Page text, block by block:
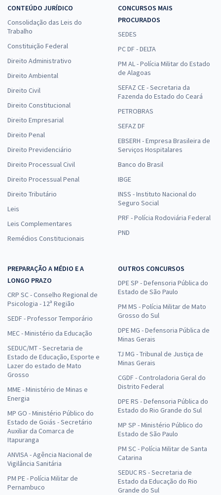
CONTEÚDO JURÍDICO
Consolidação das Leis do
Trabalho
Constituição Federal
Direito Administrativo
Direito Ambiental
Direito Civil
Direito Constitucional
Direito Empresarial
Direito Penal
Direito Previdenciário
Direito Processual Civil
Direito Processual Penal
Direito Tributário
Leis
Leis Complementares
Remédios Constitucionais
CONCURSOS MAIS
PROCURADOS
SEDES
PC DF - DELTA
PM AL - Polícia Militar do Estado
de Alagoas
SEFAZ CE - Secretaria da
Fazenda do Estado do Ceará
PETROBRAS
SEFAZ DF
EBSERH - Empresa Brasileira de
Serviços Hospitalares
Banco do Brasil
IBGE
INSS - Instituto Nacional do
Seguro Social
PRF - Polícia Rodoviária Federal
PND
PREPARAÇÃO A MÉDIO E A
LONGO PRAZO
CRP SC - Conselho Regional de
Psicologia - 12ª Região
SEDF - Professor Temporário
MEC - Ministério da Educação
SEDUC/MT - Secretaria de
Estado de Educação, Esporte e
Lazer do estado de Mato
Grosso
MME - Ministério de Minas e
Energia
MP GO - Ministério Público do
Estado de Goiás - Secretário
Auxiliar da Comarca de
Itapuranga
ANVISA - Agência Nacional de
Vigilância Sanitária
PM PE - Polícia Militar de
Pernambuco
OUTROS CONCURSOS
DPE SP - Defensoria Pública do
Estado de São Paulo
PM MS - Polícia Militar de Mato
Grosso do Sul
DPE MG - Defensoria Pública de
Minas Gerais
TJ MG - Tribunal de Justiça de
Minas Gerais
CGDF - Controladoria Geral do
Distrito Federal
DPE RS - Defensoria Pública do
Estado do Rio Grande do Sul
MP SP - Ministério Público do
Estado de São Paulo
PM SC - Polícia Militar de Santa
Catarina
SEDUC RS - Secretaria de
Estado da Educação do Rio
Grande do Sul